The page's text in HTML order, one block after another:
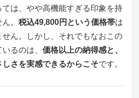
は、やや高機能すぎる印象を持
。 税込49,800円という価格帯は
ん。しかし、それでもなおこの
るのは、 価格以上の納得感と、
さを実感できるからこそです。